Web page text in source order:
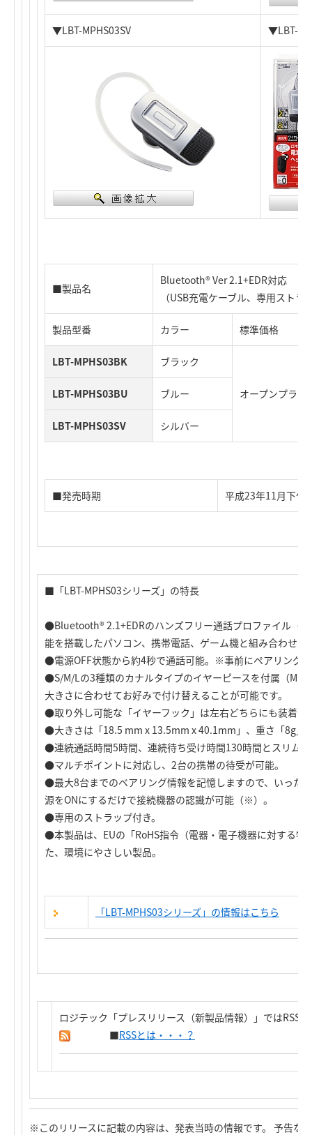
▼LBT-MPHS03SV ▼LBT-
■製品名
Bluetooth® Ver 2.1+EDR対応 ハ
（USB充電ケーブル、専用ストラ
製品型番 カラー 標準価格
LBT-MPHS03BK ブラック
オープンプライ
LBT-MPHS03BU ブルー
LBT-MPHS03SV シルバー
■発売時期 平成23年11月下旬
■「LBT-MPHS03シリーズ」の特長
●Bluetooth® 2.1+EDRのハンズフリー通話プロファイル（
能を搭載したパソコン、携帯電話、ゲーム機と組み合わせて
●電源OFF状態から約4秒で通話可能。※事前にペアリング
●S/M/Lの3種類のカナルタイプのイヤーピースを付属（Mは
大きさに合わせてお好みで付け替えることが可能です。
●取り外し可能な「イヤーフック」は左右どちらにも装着可
●大きさは「18.5 mm x 13.5mm x 40.1mm」、重さ「8g」
●連続通話時間5時間、連続待ち受け時間130時間とスリム
●マルチポイントに対応し、2台の携帯の待受が可能。
●最大8台までのベアリング情報を記憶しますので、いった
源をONにするだけで接続機器の認識が可能（※）。
●専用のストラップ付き。
●本製品は、EUの「RoHS指令（電器・電子機器に対する特
た、環境にやさしい製品。
「LBT-MPHS03シリーズ」の情報はこちら
ロジテック「プレスリリース（新製品情報）」ではRSS
■RSSとは・・・？
※このリリースに記載の内容は、発表当時の情報です。 予告な